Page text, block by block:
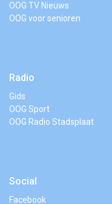
OOG TV Nieuws
OOG voor senioren
Radio
Gids
OOG Sport
OOG Radio Stadsplaat
Social
Facebook